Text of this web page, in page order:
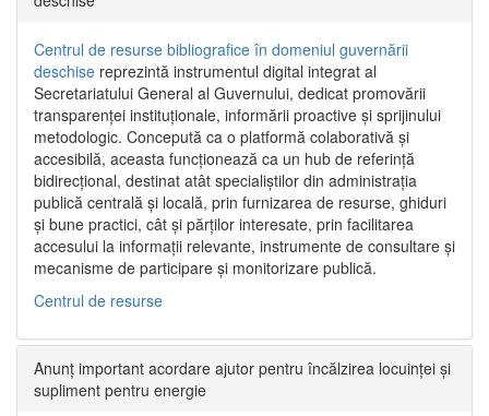
Centrul de resurse bibliografice în domeniul guvernării
deschise reprezintă instrumentul digital integrat al
Secretariatului General al Guvernului, dedicat promovării
transparenței instituționale, informării proactive și sprijinului
metodologic. Concepută ca o platformă colaborativă și
accesibilă, aceasta funcționează ca un hub de referință
bidirecțional, destinat atât specialiștilor din administrația
publică centrală și locală, prin furnizarea de resurse, ghiduri
și bune practici, cât și părților interesate, prin facilitarea
accesului la informații relevante, instrumente de consultare și
mecanisme de participare și monitorizare publică.
Centrul de resurse
Anunț important acordare ajutor pentru încălzirea locuinței și
supliment pentru energie